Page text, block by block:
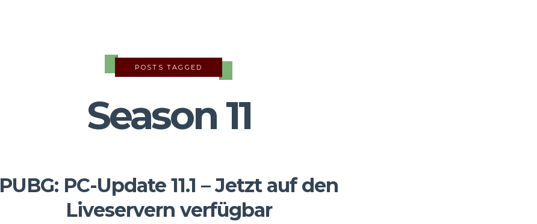
POSTS TAGGED
Season 11
PUBG: PC-Update 11.1 – Jetzt auf den
Liveservern verfügbar